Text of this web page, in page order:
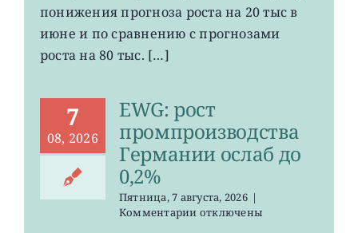
США
неожиданно
понижения прогноза роста на 20 тыс в
июне и по сравнению с прогнозами
роста на 80 тыс. […]
7
08, 2026
EWG: рост
промпроизводства
Германии ослаб до
0,2%
Пятница, 7 августа, 2026 |
Комментариикотключены